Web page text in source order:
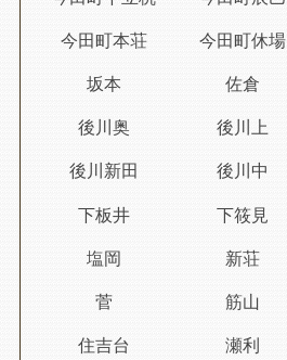
今田町本荘 今田町休場
坂本 佐倉
後川奥 後川上
後川新田 後川中
下板井 下筱見
塩岡 新荘
菅 筋山
住吉台 瀬利